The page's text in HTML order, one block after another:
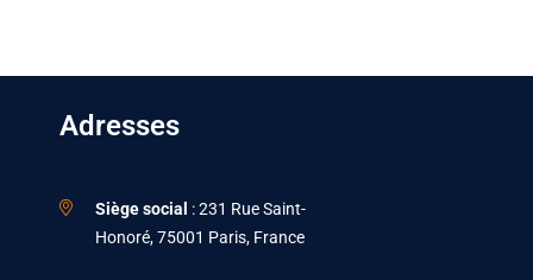
Adresses
Siège social : 231 Rue Saint-
Honoré, 75001 Paris, France